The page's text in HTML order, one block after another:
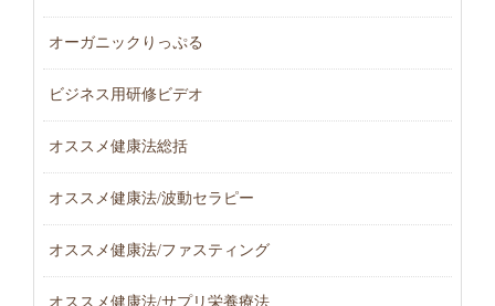
オーガニックりっぷる
ビジネス用研修ビデオ
オススメ健康法総括
オススメ健康法/波動セラピー
オススメ健康法/ファスティング
オススメ健康法/サプリ栄養療法